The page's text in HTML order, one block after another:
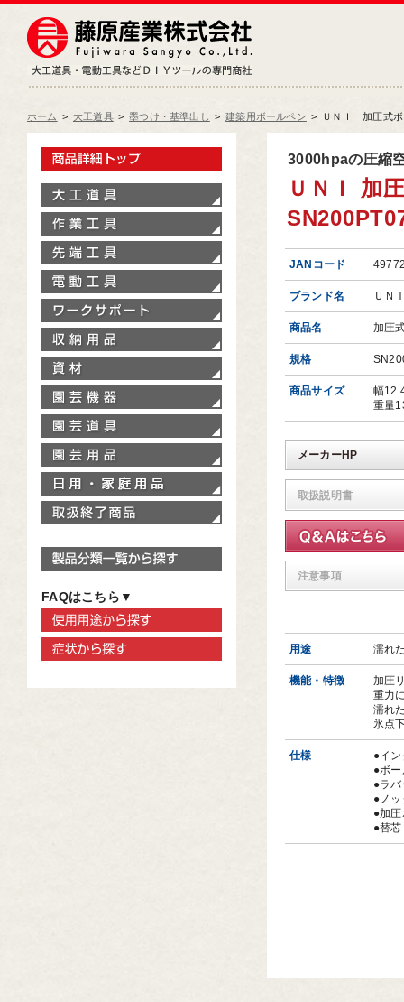
ホーム > 大工道具 > 墨つけ・基準出し > 建築用ボールペン > ＵＮＩ 加圧式
3000hpaの圧縮
ＵＮＩ 加
JANコード
ブランド名 ＵＮ
商品名 加圧
規格
商品サイズ
幅
重量
メーカーHP
取扱説明書
注意事項
用途 濡れ
機能・特徴
加圧
重力
濡れ
氷点
仕様
●イ
●ボ
●ラ
●ノ
●加
●替
製品情報トップ
取扱終了商品
製品分類一覧から探す
FAQはこちら▼